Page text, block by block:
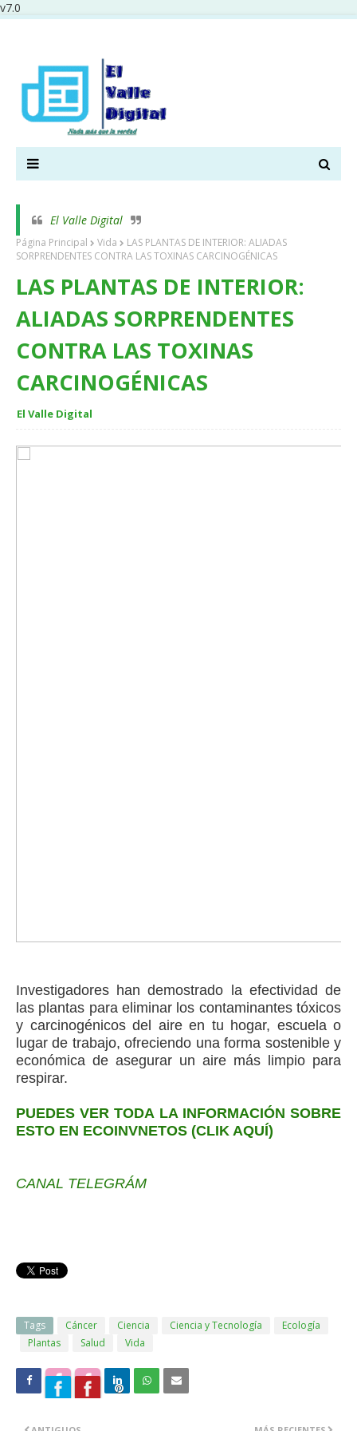
v7.0
El Valle Digital
Página Principal Vida
LAS PLANTAS DE INTERIOR: ALIADAS
SORPRENDENTES CONTRA LAS TOXINAS CARCINOGÉNICAS
LAS PLANTAS DE INTERIOR:
ALIADAS SORPRENDENTES
CONTRA LAS TOXINAS
CARCINOGÉNICAS
El Valle Digital
Investigadores han demostrado la efectividad de
las plantas para eliminar los contaminantes tóxicos
y carcinogénicos del aire en tu hogar, escuela o
lugar de trabajo, ofreciendo una forma sostenible y
económica de asegurar un aire más limpio para
respirar.
PUEDES VER TODA LA INFORMACIÓN SOBRE
ESTO EN ECOINVNETOS (CLIK AQUÍ)
CANAL TELEGRÁM
Tags Cáncer Ciencia Ciencia y Tecnología
Ecología
Plantas
Salud Vida